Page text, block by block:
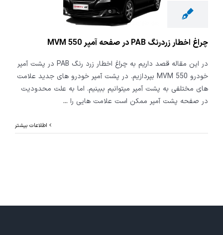
MVM
چراغ اخطار زردرنگ PAB در صفحه آمپر MVM 550
در این مقاله قصد داریم به چراغ اخطار زرد رنگ PAB در پشت آمپر
خودرو MVM 550 بپردازیم. در پشت آمپر خودرو های جدید علامت
های مختلفی به پشت آمپر میتوانیم ببینیم. اما به علت محدودیت
در صفحه پشت آمپر ممکن است علامت هایی را ...
اطلاعات بیشتر